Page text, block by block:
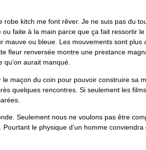
kitch me font rêver. Je ne suis pas du
faite à la main parce que ça fait ressortir
mauve ou bleue. Les mouvements sont plus
fleur renversée montre une prestance
aurait manqué.
maçon du coin pour pouvoir construire sa
quelques rencontres. Si seulement les
Seulement nous ne voulons pas être
le physique d’un homme